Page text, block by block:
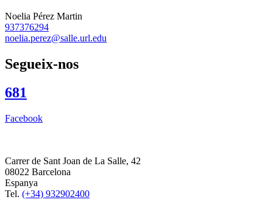
Noelia Pérez Martin
937376294
noelia.perez@salle.url.edu
Segueix-nos
681
Facebook
Carrer de Sant Joan de La Salle, 42
08022 Barcelona
Espanya
Tel. (+34) 932902400